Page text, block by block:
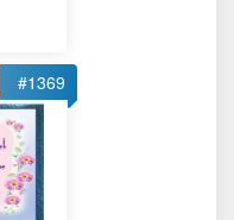
#1369